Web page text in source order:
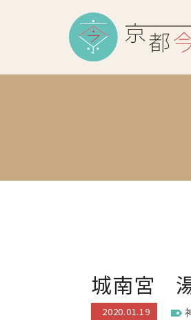
城南宮
2020.01.19